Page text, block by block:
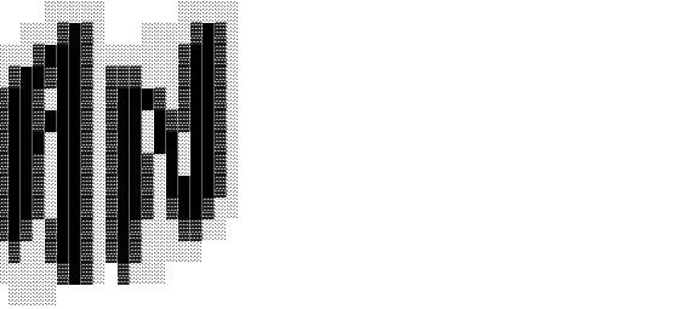
░░░░░      ░░░░░
░░░▓█▓░   ░░░░▓█▓░
▓░░░
░░░░